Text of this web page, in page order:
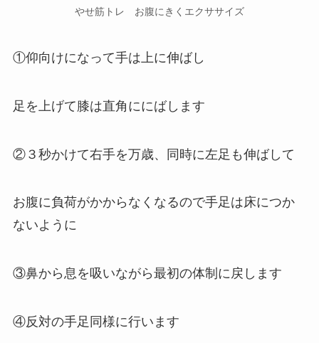
やせ筋トレ お腹にきくエクササイズ
①仰向けになって手は上に伸ばし
足を上げて膝は直角ににばします
②３秒かけて右手を万歳、同時に左足も伸ばして
お腹に負荷がかからなくなるので手足は床につか
ないように
③鼻から息を吸いながら最初の体制に戻します
④反対の手足同様に行います